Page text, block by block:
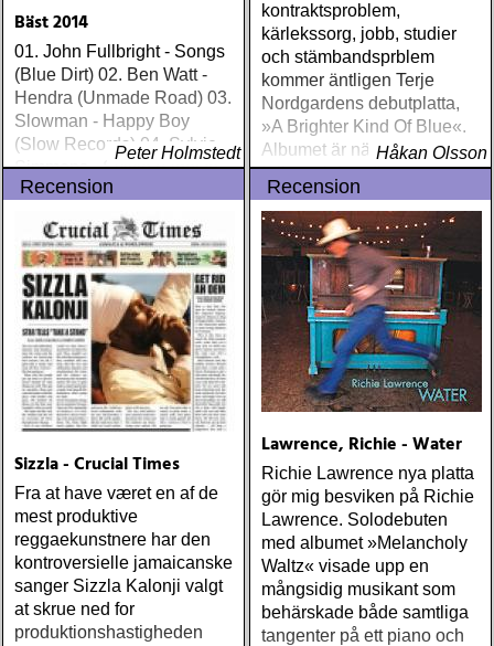
Bäst 2014
01. John Fullbright - Songs
(Blue Dirt) 02. Ben Watt -
Hendra (Unmade Road) 03.
Slowman - Happy Boy
(Slow Records) 04. Sylvie
Simmons - Sylvie (Light In
The Attic) 05. Ethan Johns -
The Reckoning (Three
Crows) 06. Ray
Lamontagne - Supernova
(Stone Dwarf) 07
Peter Holmstedt
kontraktsproblem,
kärlekssorg, jobb, studier
och stämbandsprblem
kommer äntligen Terje
Nordgardens debutplatta,
»A Brighter Kind Of Blue«.
Albumet är nära, enkelt och
ärligt och handlar om
upplevelser och historier
från en ung mans liv
Håkan Olsson
Recension
Sizzla - Crucial Times
Fra at have været en af de
mest produktive
reggaekunstnere har den
kontroversielle jamaicanske
sanger Sizzla Kalonji valgt
at skrue ned for
produktionshastigheden
Recension
Lawrence, Richie - Water
Richie Lawrence nya platta
gör mig besviken på Richie
Lawrence. Solodebuten
med albumet »Melancholy
Waltz« visade upp en
mångsidig musikant som
behärskade både samtliga
tangenter på ett piano och